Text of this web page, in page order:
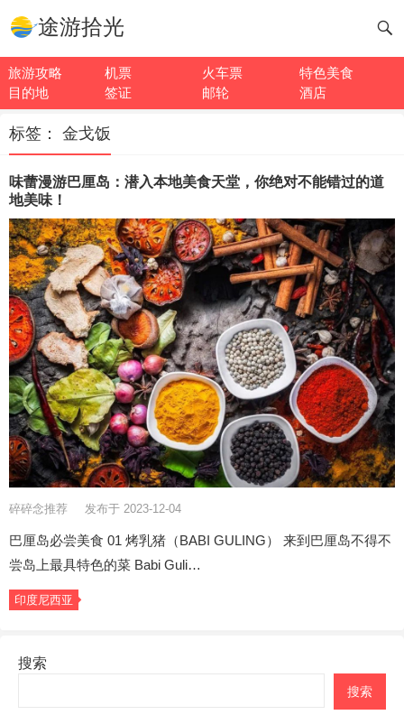
途游拾光
旅游攻略 机票 火车票
特色美食
目的地
签证 邮轮 酒店
标签： 金戈饭
味蕾漫游巴厘岛：潜入本地美食天堂，你绝对不能错过的道
地美味！
碎碎念推荐 发布于 2023-12-04
巴厘岛必尝美食 01 烤乳猪（BABI GULING） 来到巴厘岛不得不
尝岛上最具特色的菜 Babi Guli…
印度尼西亚
搜索
搜索